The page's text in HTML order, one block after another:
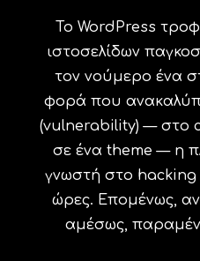
Το WordPress
ιστοσελίδων
τον νούμερο ένα
φορά που
(vulnerability) — στο
σε ένα theme — η
γνωστή στο
ώρες. Επομένως,
αμέσως,